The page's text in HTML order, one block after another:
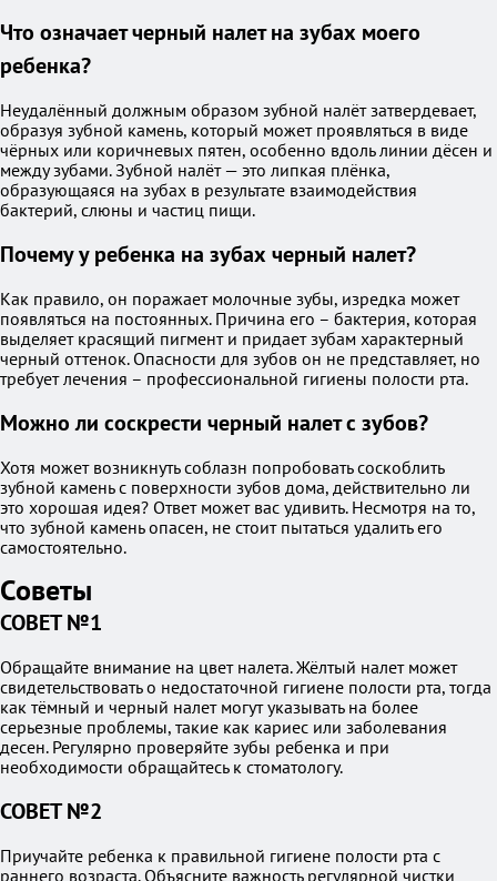
Что означает черный налет на зубах моего
ребенка?
Неудалённый должным образом зубной налёт затвердевает,
образуя зубной камень, который может проявляться в виде
чёрных или коричневых пятен, особенно вдоль линии дёсен и
между зубами. Зубной налёт — это липкая плёнка,
образующаяся на зубах в результате взаимодействия
бактерий, слюны и частиц пищи.
Почему у ребенка на зубах черный налет?
Как правило, он поражает молочные зубы, изредка может
появляться на постоянных. Причина его – бактерия, которая
выделяет красящий пигмент и придает зубам характерный
черный оттенок. Опасности для зубов он не представляет, но
требует лечения – профессиональной гигиены полости рта.
Можно ли соскрести черный налет с зубов?
Хотя может возникнуть соблазн попробовать соскоблить
зубной камень с поверхности зубов дома, действительно ли
это хорошая идея? Ответ может вас удивить. Несмотря на то,
что зубной камень опасен, не стоит пытаться удалить его
самостоятельно.
Советы
СОВЕТ №1
Обращайте внимание на цвет налета. Жёлтый налет может
свидетельствовать о недостаточной гигиене полости рта, тогда
как тёмный и черный налет могут указывать на более
серьезные проблемы, такие как кариес или заболевания
десен. Регулярно проверяйте зубы ребенка и при
необходимости обращайтесь к стоматологу.
СОВЕТ №2
Приучайте ребенка к правильной гигиене полости рта с
раннего возраста. Объясните важность регулярной чистки